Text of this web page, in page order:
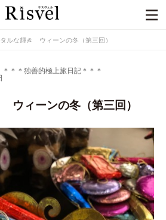
ルな輝き ウィーンの冬（第三回）
＊＊独善的極上旅日記＊＊＊
ウィーンの冬（第三回）